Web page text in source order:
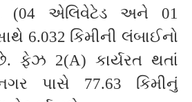
(04 એલિવેટેડ અને 01
6.032 કિમીની લંબાઈનો
છે. ફેઝ 2(A) કાર્યરત થતાં
પાસે 77.63 કિમીનું